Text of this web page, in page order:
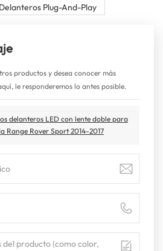
Plug-And-Play
productos y desea conocer más
le responderemos lo antes posible.
delanteros LED con lente doble para
Range Rover Sport 2014-2017